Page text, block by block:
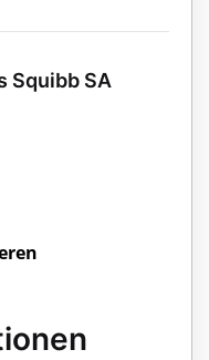
Squibb SA